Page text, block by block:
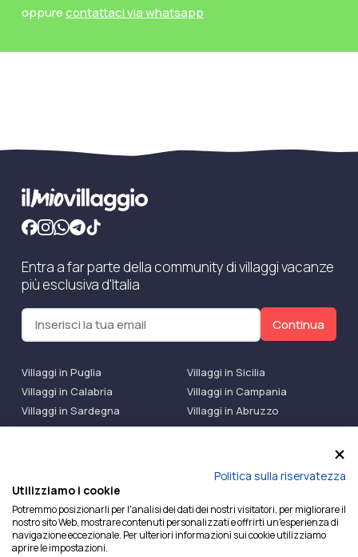
oppurecontattaci via whatsapp
Entra a far parte della community di villaggi vacanze
più esclusiva d'Italia
Continua
Villaggi in Puglia
Villaggi in Sicilia
Villaggi in Calabria
Villaggi in Campania
Villaggi in Sardegna
Villaggi in Abruzzo
Villaggi Bluserena
Villaggi TH Resort
Ilmiovillaggio è un marchio di Ekiwi S.r.l.
Licenza Agenzia Viaggi e Turismo n° 2015/0133251 del
26/02/2015 e coperta da RC per Agenzia di Viaggi n°
OX00081147 REVO Specialty LiabilityXTravel Agencies.
Politica sulla riservatezza
Utilizziamo i cookie
Potremmo posizionarli per l'analisi dei dati dei nostri visitatori, per migliorare il
nostro sito Web, mostrare contenuti personalizzati e offrirti un'esperienza di
navigazione eccezionale. Per ulteriori informazioni sui cookie utilizziamo
aprire le impostazioni.